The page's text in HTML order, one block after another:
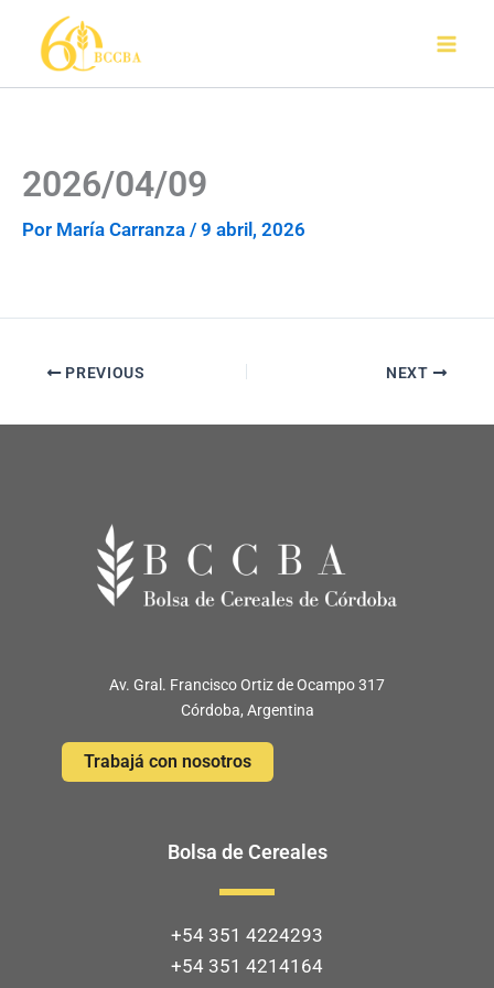
contenido
2026/04/09
Por María Carranza / 9 abril, 2026
PREVIOUS NEXT
Av. Gral. Francisco Ortiz de Ocampo 317
Córdoba, Argentina
Trabajá con nosotros
Bolsa de Cereales
+54 351 4224293
+54 351 4214164